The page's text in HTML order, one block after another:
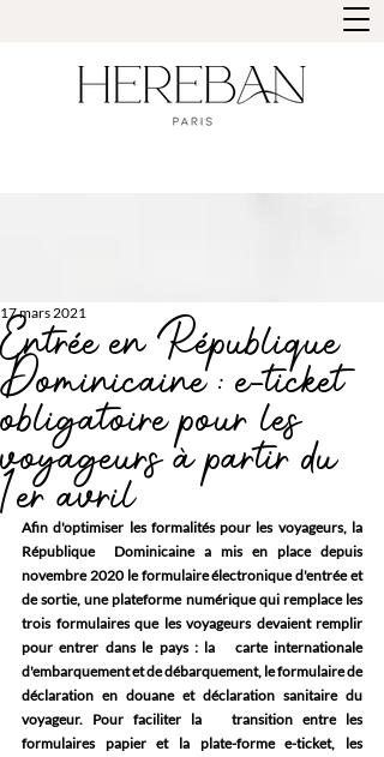
Entrée en République
Dominicaine : e-ticket
obligatoire pour les
voyageurs à partir du
1er avril
17 mars 2021
Afin d'optimiser les formalités pour les voyageurs, la
République  Dominicaine a mis en place depuis
novembre 2020 le formulaire électronique d'entrée et
de sortie, une plateforme numérique qui remplace les
trois formulaires que les voyageurs devaient remplir
pour entrer dans le pays : la   carte internationale
d'embarquement et de débarquement, le formulaire de
déclaration en douane et déclaration sanitaire du
voyageur. Pour faciliter la   transition entre les
formulaires papier et la plate-forme e-ticket, les